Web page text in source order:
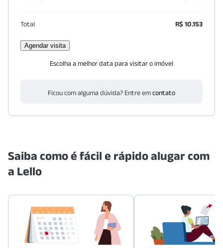
Total R$ 10.153
Agendar visita
Escolha a melhor data para visitar o imóvel
Ficou com alguma dúvida? Entre emcontato
Saiba como é fácil e rápido alugar com
a Lello